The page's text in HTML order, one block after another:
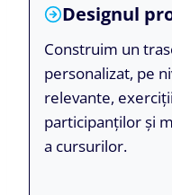
Designul
Construim un
personalizat, pe
relevante,
participanților și
a cursurilor.